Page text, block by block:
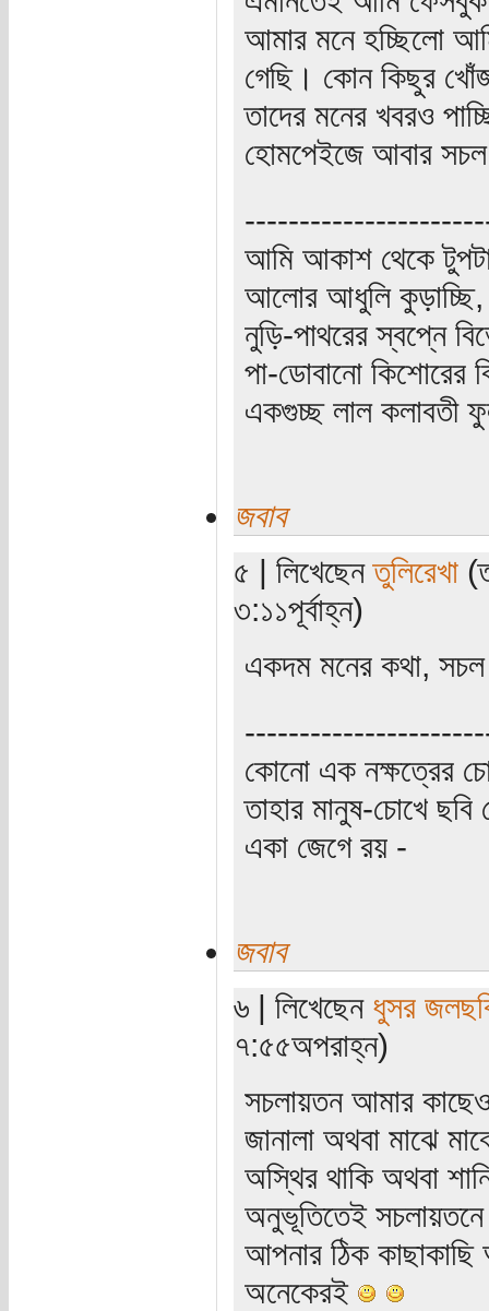
আমার মনে হচ্ছিলো
গেছি। কোন কিছুর খোঁজ
তাদের মনের খবরও
হোমপেইজে আবার
আমি আকাশ থেকে
আলোর আধুলি কুড়াচ্ছি,
নুড়ি-পাথরের স্বপ্নে
পা-ডোবানো কিশোরের
একগুচ্ছ লাল কলাবতী
জবাব
৫ | লিখেছেনতুলিরেখা
৩:১১পূর্বাহ্ন)
একদম মনের কথা, সচল
কোনো এক নক্ষত্রের
তাহার মানুষ-চোখে ছবি
একা জেগে রয় -
জবাব
৬ | লিখেছেন ধুসর
৭:৫৫অপরাহ্ন)
সচলায়তন আমার
জানালা অথবা মাঝে
অস্থির থাকি অথবা
অনুভূতিতেই সচলায়তনে
আপনার ঠিক
অনেকেরই